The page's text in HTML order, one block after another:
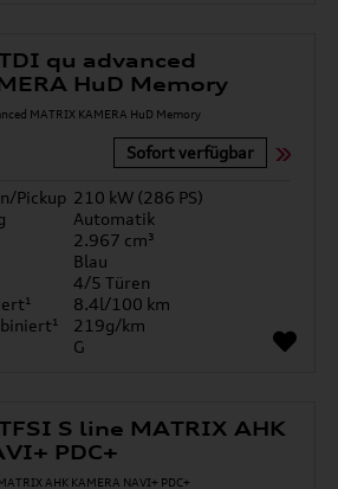
qu advanced
HuD Memory
Sofort verfügbar
Pickup 210 kW (286 PS)
Automatik
2.967 cm³
Blau
4/5 Türen
8.4l/100 km
219g/km
G
S line MATRIX AHK
PDC+